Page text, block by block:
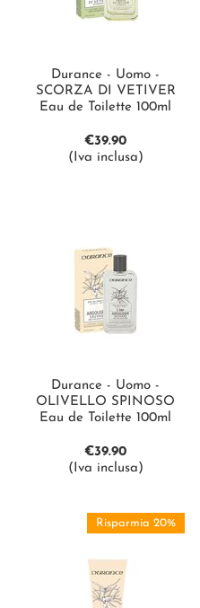
Durance - Uomo -
SCORZA DI VETIVER
Eau de Toilette 100ml
€39.90
(Iva inclusa)
Durance - Uomo -
OLIVELLO SPINOSO
Eau de Toilette 100ml
€39.90
(Iva inclusa)
Risparmia 20%